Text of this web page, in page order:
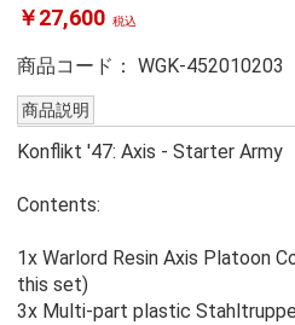
￥27,600 税込
商品コード： WGK-452010203
商品説明
Konflikt '47: Axis - Starter Army
Contents:
1x Warlord Resin Axis Platoon
this set)
3x Multi-part plastic